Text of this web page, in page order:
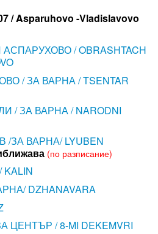
/ Asparuhovo -Vladislavovo
/ OBRASHTACH
/ ЗА ВАРНА / TSENTAR
/ ЗА ВАРНА / NARODNI
ВАРНА/ LYUBEN
(по разписание)
DZHANAVARA
ЦЕНТЪР / 8-MI DEKEMVRI